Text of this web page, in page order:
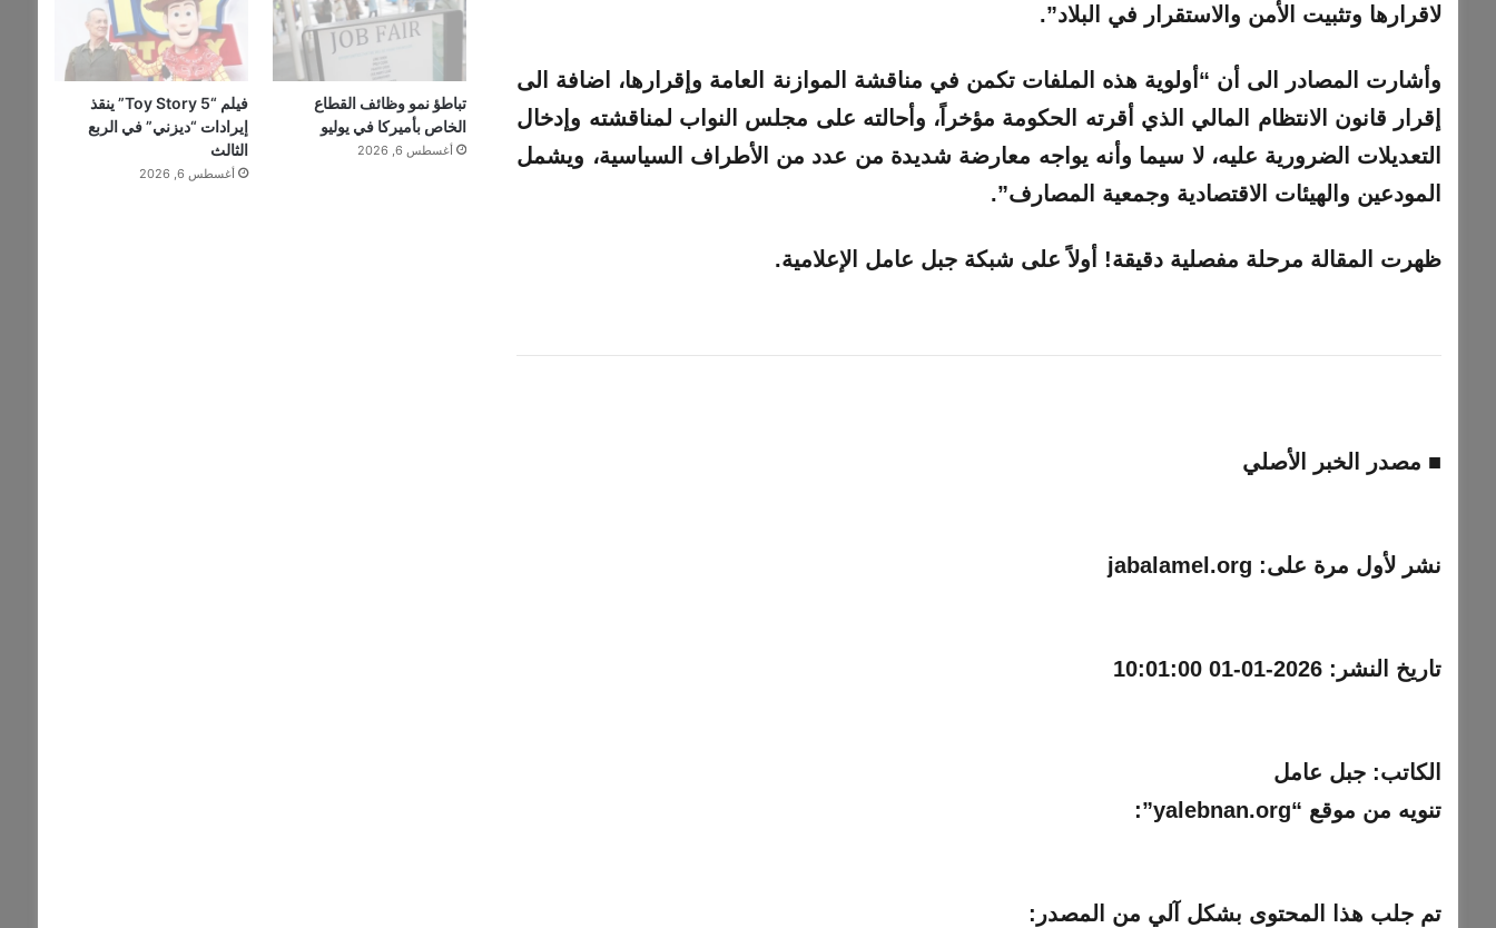
لاقرارها وتثبيت الأمن والاستقرار في البلاد”.
وأشارت المصادر الى أن “أولوية هذه الملفات تكمن في مناقشة الموازنة العامة وإقرارها، اضافة الى
إقرار قانون الانتظام المالي الذي أقرته الحكومة مؤخراً، وأحالته على مجلس النواب لمناقشته وإدخال
التعديلات الضرورية عليه، لا سيما وأنه يواجه معارضة شديدة من عدد من الأطراف السياسية، ويشمل
المودعين والهيئات الاقتصادية وجمعية المصارف”.
ظهرت المقالة مرحلة مفصلية دقيقة! أولاً على شبكة جبل عامل الإعلامية.
■ مصدر الخبر الأصلي
نشر لأول مرة على: jabalamel.org
تاريخ النشر: 2026-01-01 10:01:00
الكاتب: جبل عامل
تنويه من موقع “yalebnan.org”:
تم جلب هذا المحتوى بشكل آلي من المصدر:
تباطؤ نمو وظائف القطاع
الخاص بأميركا في يوليو
أغسطس 6, 2026
فيلم “Toy Story 5” ينقذ
إيرادات “ديزني” في الربع
الثالث
أغسطس 6, 2026